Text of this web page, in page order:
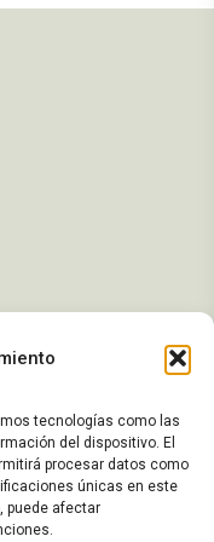
tecnologías como las
del dispositivo. El
procesar datos como
únicas en este
puede afectar